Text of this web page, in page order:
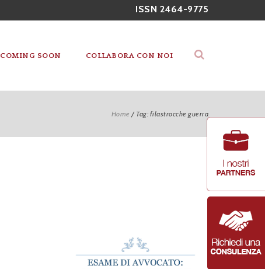
ISSN 2464-9775
COMING SOON COLLABORA CON NOI
Home / Tag: filastrocche guerra